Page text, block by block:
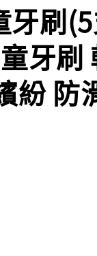
牙刷
牙刷
紛 防